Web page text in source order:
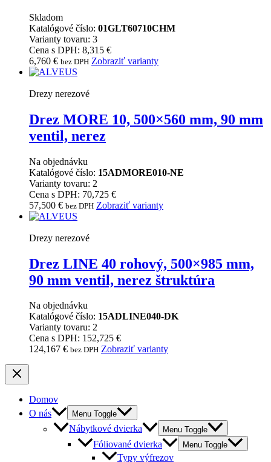
Skladom
Katalógové číslo: 01GLT60710CHM
Varianty tovaru: 3
Cena s DPH: 8,315 €
6,760 € bez DPH Zobraziť varianty
Drezy nerezové
Drez MORE 10, 500×560 mm, 90 mm
ventil, nerez
Na objednávku
Katalógové číslo: 15ADMORE010-NE
Varianty tovaru: 2
Cena s DPH: 70,725 €
57,500 € bez DPH Zobraziť varianty
Drezy nerezové
Drez LINE 40 rohový, 500×985 mm,
90 mm ventil, nerez štruktúra
Na objednávku
Katalógové číslo: 15ADLINE040-DK
Varianty tovaru: 2
Cena s DPH: 152,725 €
124,167 € bez DPH Zobraziť varianty
Domov
O nás
Menu Toggle
Nábytkové dvierka Menu Toggle
Fóliované dvierka Menu Toggle
Typy výfrezov